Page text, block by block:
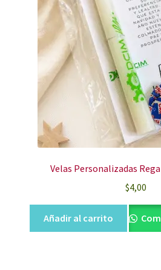
Velas Personalizadas
$4,00
Añadir al carrito